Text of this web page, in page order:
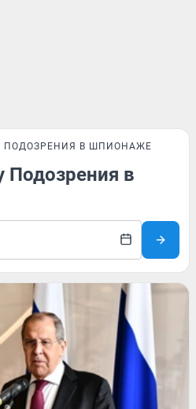
ПОДОЗРЕНИЯ В ШПИОНАЖЕ
Подозрения в